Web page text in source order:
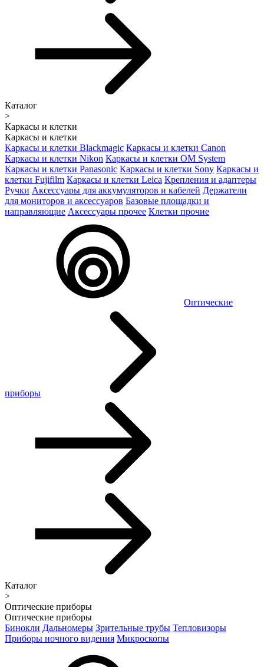
Каталог
>
Каркасы и клетки
Каркасы и клетки
Каркасы и клетки Blackmagic Каркасы и клетки Canon
Каркасы и клетки Nikon Каркасы и клетки OM System
Каркасы и клетки Panasonic Каркасы и клетки Sony Каркасы и
клетки Fujifilm Каркасы и клетки Leica Крепления и адаптеры
Ручки Аксессуары для аккумуляторов и кабелей Держатели
для мониторов и аксессуаров Базовые площадки и
направляющие Аксессуары прочее Клетки прочие
Оптические
приборы
Каталог
>
Оптические приборы
Оптические приборы
Бинокли Дальномеры Зрительные трубы Тепловизоры
Приборы ночного видения Микроскопы